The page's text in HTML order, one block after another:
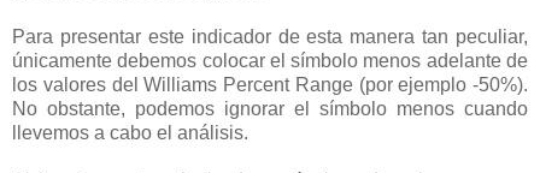
Para presentar este indicador de esta manera tan peculiar,
únicamente debemos colocar el símbolo menos adelante de
los valores del Williams Percent Range (por ejemplo -50%).
No obstante, podemos ignorar el símbolo menos cuando
llevemos a cabo el análisis.